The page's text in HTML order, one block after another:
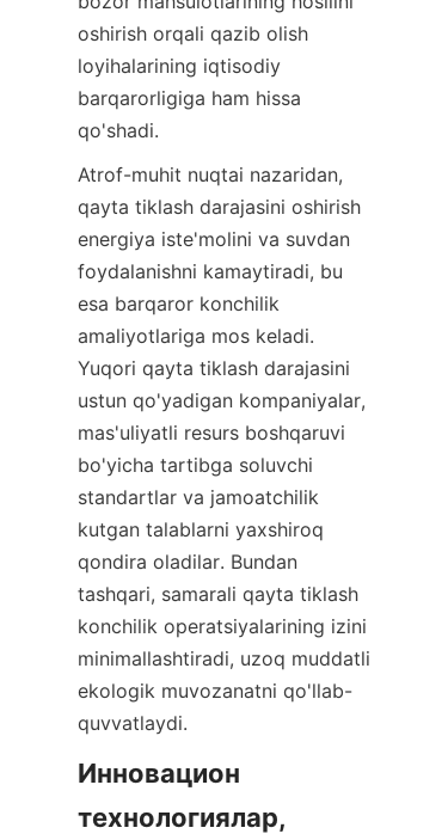
oshirish orqali qazib olish
loyihalarining iqtisodiy
barqarorligiga ham hissa
qo'shadi.
Atrof-muhit nuqtai nazaridan,
qayta tiklash darajasini oshirish
energiya iste'molini va suvdan
foydalanishni kamaytiradi, bu
esa barqaror konchilik
amaliyotlariga mos keladi.
Yuqori qayta tiklash darajasini
ustun qo'yadigan kompaniyalar,
mas'uliyatli resurs boshqaruvi
bo'yicha tartibga soluvchi
standartlar va jamoatchilik
kutgan talablarni yaxshiroq
qondira oladilar. Bundan
tashqari, samarali qayta tiklash
konchilik operatsiyalarining izini
minimallashtiradi, uzoq muddatli
ekologik muvozanatni qo'llab-
quvvatlaydi.
Инновацион
технологиялар,